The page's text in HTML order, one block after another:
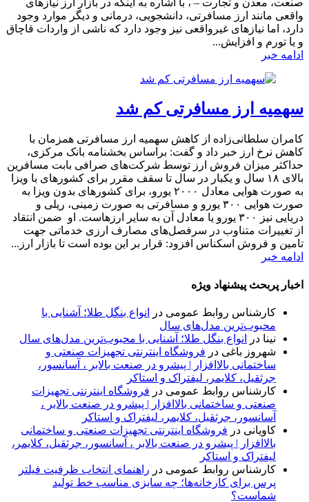
صنعت، معدن و تجارت – ، با اشاره به اینکه در بازار ارز نیازهای
واقعی مانند ارز مسافرتی، دانشجویی، درمانی و دیگر موارد وجود
دارد، اما نیازهای غیرواقعی نیز وجود دارد که ناشی از واردات قاچاق
و یا تورم و افزایش...
ادامه خبر
سهمیه ارز مسافرتی کم شد
کامران سلطانی‌زاده از کاهش سهمیه ارز مسافرتی همزمان با
کاهش نرخ ارز خبر داد و گفت: براساس بخشنامه بانک مرکزی،
حداکثر میزان فروش ارز توسط شرکت‌های صرافی بابت مسافرین
بالای ۱۸ سال و یکبار در سال تا سقف مقرر برای کشورهای با ویزا
به صورت هوایی معادل ۲۰۰۰ یورو، برای کشورهای بدون ویزا به
صورت هوایی ۳۰۰ یورو و مسافرتی به صورت زمینی، ریلی و
دریایی نیز ۳۰۰ یورو یا معادل آن به سایر ارزهاست. او ضمن انتقاد
از تغییرات متناوب در سرفصل‌های مصارف ارزی خدماتی جهت
تامین و فروش اسکناس افزود: قرار بر این بوده است تا بازار ارز...
ادامه خبر
اخبار پربحث پیشنهاد ویژه
کارشناس روابط عمومی در
انواع بنگل طلا؛ آشنایی با
محبوب‌ترین مدل‌های سال
نینا در
انواع بنگل طلا؛ آشنایی با محبوب‌ترین مدل‌های سال
شهروز باغی در فروشگاه اینترنتی تجهیزات صنعتی و
ساختمانی بالاافزار | پیشرو در صنعت بالابر ، آسانسور،
جرثقیل، کلایمر، لیفتراک و استاکر
کارشناس روابط عمومی در فروشگاه اینترنتی تجهیزات
صنعتی و ساختمانی بالاافزار | پیشرو در صنعت بالابر ،
آسانسور، جرثقیل، کلایمر، لیفتراک و استاکر
کاویانی در فروشگاه اینترنتی تجهیزات صنعتی و ساختمانی
بالاافزار | پیشرو در صنعت بالابر ، آسانسور، جرثقیل، کلایمر،
لیفتراک و استاکر
کارشناس روابط عمومی در راهنمای انتخاب ظرفیت فیلتر
پرس برای کارخانه‌ها؛ چه سایزی مناسب خط تولید
شماست؟